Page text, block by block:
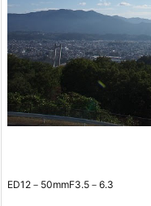
ED12－50mmF3.5－6.3